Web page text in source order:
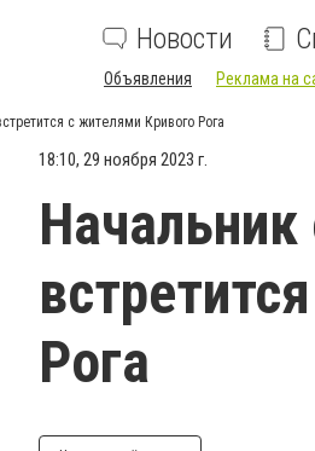
Новости
Объявления Реклама на
с жителями Кривого Рога
18:10, 29 ноября 2023 г.
Начальник
Рога